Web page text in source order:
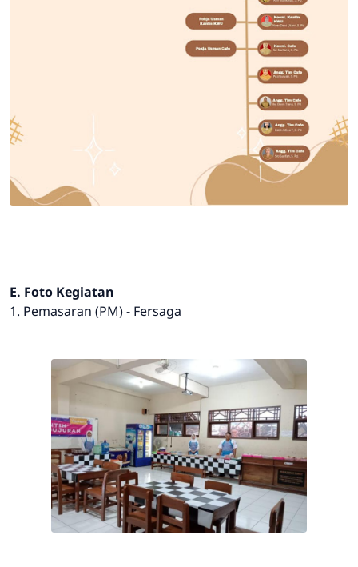
E. Foto Kegiatan
1. Pemasaran (PM) - Fersaga